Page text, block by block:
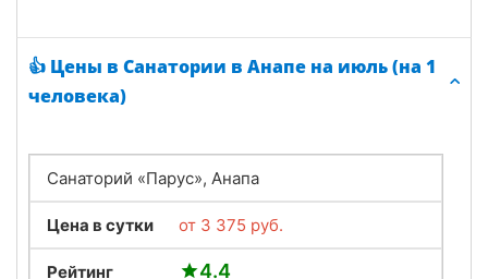
👍 Цены в Санатории в Анапе на июль (на 1
человека)
Санаторий «Парус», Анапа
Цена в сутки от 3 375 руб.
Рейтинг 4.4